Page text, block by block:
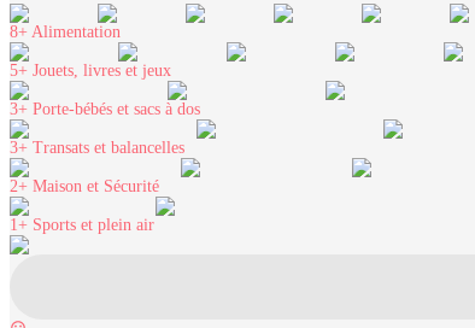
8+ Alimentation
5+ Jouets, livres et jeux
3+ Porte-bébés et sacs à dos
3+ Transats et balancelles
2+ Maison et Sécurité
1+ Sports et plein air